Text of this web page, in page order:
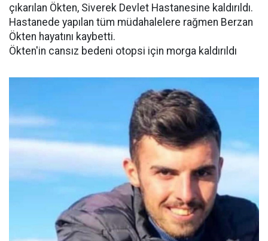
çıkarılan Ökten, Siverek Devlet Hastanesine kaldırıldı.
Hastanede yapılan tüm müdahalelere rağmen Berzan
Ökten hayatını kaybetti.
Ökten'in cansız bedeni otopsi için morga kaldırıldı